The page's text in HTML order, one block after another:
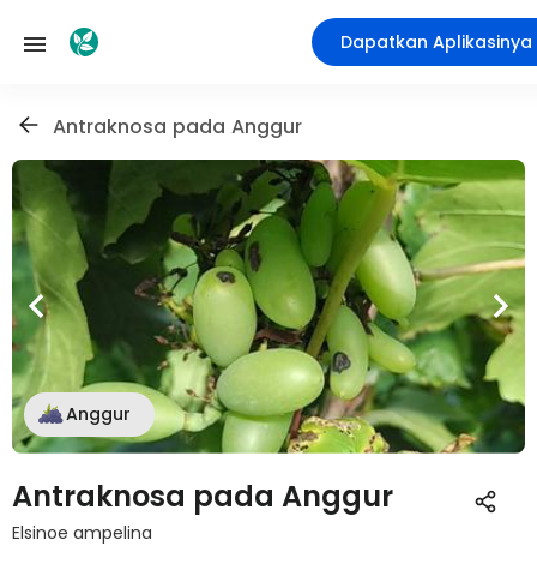
Dapatkan Aplikasinya
Antraknosa pada Anggur
Anggur
Antraknosa pada Anggur
Elsinoe ampelina